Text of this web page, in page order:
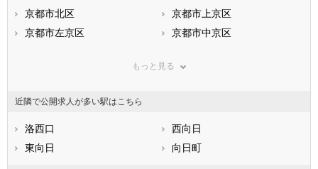
滋賀県
大阪府
兵庫県
和歌山県
山口県
福岡県
佐賀県
熊本県
鹿児島県
京都市北区
京都市上京区
京都市左京区
京都市中京区
京都市右京区
京都市西京区
市部
福知山市
舞鶴市
もっと見る
近隣で公開求人が多い駅はこちら
洛西口
西向日
東向日
向日町